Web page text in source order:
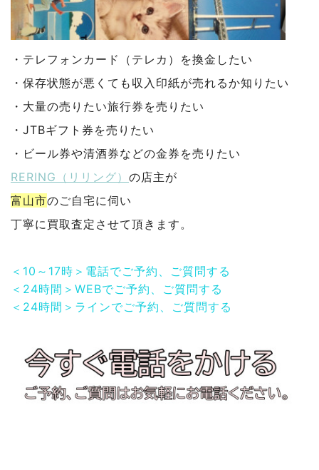
・テレフォンカード（テレカ）を換金したい
・保存状態が悪くても収入印紙が売れるか知りたい
・大量の売りたい旅行券を売りたい
・JTBギフト券を売りたい
・ビール券や清酒券などの金券を売りたい
RERING（リリング） の店主が
富山市のご自宅に伺い
丁寧に買取査定させて頂きます。
＜10～17時＞電話でご予約、ご質問する
＜24時間＞WEBでご予約、ご質問する
＜24時間＞ラインでご予約、ご質問する